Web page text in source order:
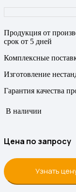
Продукция от
срок от 5 дней
Комплексные
Изготовление
Гарантия качества
В наличии
Цена по запросу
Узнать